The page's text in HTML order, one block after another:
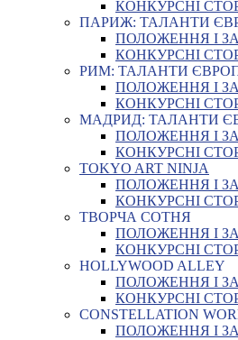
КОНКУРСНІ
ПАРИЖ: ТАЛАНТИ
ПОЛОЖЕННЯ І
КОНКУРСНІ
РИМ: ТАЛАНТИ
ПОЛОЖЕННЯ І
КОНКУРСНІ
МАДРИД: ТАЛАНТИ
ПОЛОЖЕННЯ І
КОНКУРСНІ
TOKYO ART NINJA
ПОЛОЖЕННЯ І
КОНКУРСНІ
ТВОРЧА СОТНЯ
ПОЛОЖЕННЯ І
КОНКУРСНІ
HOLLYWOOD ALLEY
ПОЛОЖЕННЯ І
КОНКУРСНІ
CONSTELLATION
ПОЛОЖЕННЯ І